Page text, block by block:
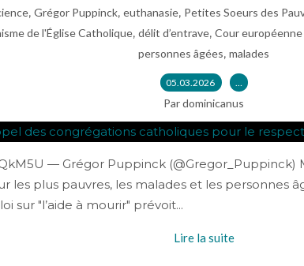
, Grégor Puppinck, euthanasie, Petites Soeurs des
de l'Église Catholique, délit d’entrave, Cour européenne
personnes âgées, malades
05.03.2026 …
Par dominicanus
— Grégor Puppinck (@Gregor_Puppinck)
les plus pauvres, les malades et les personnes
sur "l’aide à mourir" prévoit...
Lire la suite